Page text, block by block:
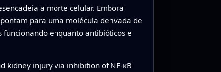
a morte celular. Embora
para uma molécula derivada de
enquanto antibióticos e
kidney injury via inhibition of NF-κB